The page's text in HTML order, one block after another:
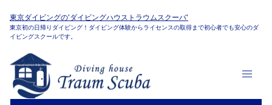
東京ダイビングの'ダイビングハウストラウムスクーバ'
東京初の日帰りダイビング！ダイビング体験からライセンスの取得まで初心者でも安心のダ
イビングスクールです。